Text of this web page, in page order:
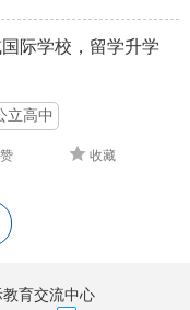
际学校，留学升学
立高中
收藏
教育交流中心